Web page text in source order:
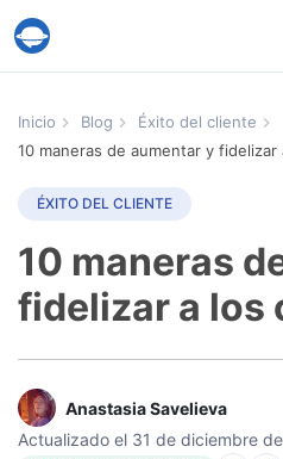
Servicio Help Desk
Inicio Blog
Éxito del cliente
10 maneras de aumentar y fidelizar
ÉXITO DEL CLIENTE
10 maneras
fidelizar a los
Anastasia Savelieva
Actualizado el 31 de diciembre